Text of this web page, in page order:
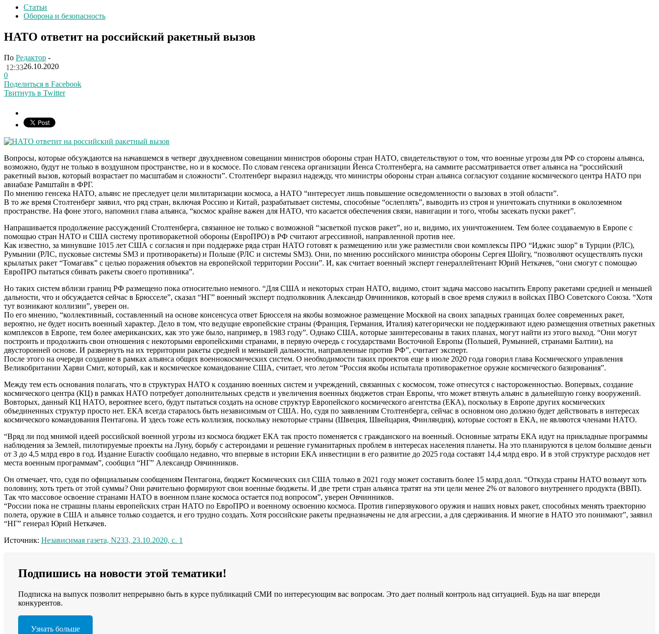
Статьи
Оборона и безопасность
НАТО ответит на российский ракетный вызов
По Редактор -
26.10.2020
12:33
0
Поделиться в Facebook
Твитнуть в Twitter
Вопросы, которые обсуждаются на начавшемся в четверг двухдневном совещании министров обороны стран НАТО, свидетельствуют о том, что военные угрозы для РФ со стороны альянса,
возможно, будут не только в воздушном пространстве, но и в космосе. По словам генсека организации Йенса Столтенберга, на саммите рассматривается ответ альянса на “российский
ракетный вызов, который возрастает по масштабам и сложности”. Столтенберг выразил надежду, что министры обороны стран альянса согласуют создание космического центра НАТО при
авиабазе Рамштайн в ФРГ.
По мнению генсека НАТО, альянс не преследует цели милитаризации космоса, а НАТО “интересует лишь повышение осведомленности о вызовах в этой области”.
В то же время Столтенберг заявил, что ряд стран, включая Россию и Китай, разрабатывает системы, способные “ослеплять”, выводить из строя и уничтожать спутники в околоземном
пространстве. На фоне этого, напомнил глава альянса, “космос крайне важен для НАТО, что касается обеспечения связи, навигации и того, чтобы засекать пуски ракет”.
Напрашивается продолжение рассуждений Столтенберга, связанное не только с возможной “засветкой пусков ракет”, но и, видимо, их уничтожением. Тем более создаваемую в Европе с
помощью стран НАТО и США систему противоракетной обороны (ЕвроПРО) в РФ считают агрессивной, направленной против нее.
Как известно, за минувшие 1015 лет США с согласия и при поддержке ряда стран НАТО готовят к размещению или уже разместили свои комплексы ПРО “Иджис эшор” в Турции (РЛС),
Румынии (РЛС, пусковые системы SM3 и противоракеты) и Польше (РЛС и системы SM3). Они, по мнению российского министра обороны Сергея Шойгу, “позволяют осуществлять пуски
крылатых ракет “Томагавк” с целью поражения объектов на европейской территории России”. И, как считает военный эксперт генераллейтенант Юрий Неткачев, “они смогут с помощью
ЕвроПРО пытаться сбивать ракеты своего противника”.
Но таких систем вблизи границ РФ размещено пока относительно немного. “Для США и некоторых стран НАТО, видимо, стоит задача массово насытить Европу ракетами средней и меньшей
дальности, что и обсуждается сейчас в Брюсселе”, сказал “НГ” военный эксперт подполковник Александр Овчинников, который в свое время служил в войсках ПВО Советского Союза. “Хотя
тут возникают коллизии”, уверен он.
По его мнению, “коллективный, составленный на основе консенсуса ответ Брюсселя на якобы возможное размещение Москвой на своих западных границах более современных ракет,
вероятно, не будет носить военный характер. Дело в том, что ведущие европейские страны (Франция, Германия, Италия) категорически не поддерживают идею размещения ответных ракетных
комплексов в Европе, тем более американских, как это уже было, например, в 1983 году”. Однако США, которые заинтересованы в таких планах, могут найти из этого выход. “Они могут
построить и продолжить свои отношения с некоторыми европейскими странами, в первую очередь с государствами Восточной Европы (Польшей, Румынией, странами Балтии), на
двусторонней основе. И развернуть на их территории ракеты средней и меньшей дальности, направленные против РФ”, считает эксперт.
После этого на очереди создание в рамках альянса общих военнокосмических систем. О необходимости таких проектов еще в июле 2020 года говорил глава Космического управления
Великобритании Харви Смит, который, как и космическое командование США, считает, что летом “Россия якобы испытала противоракетное оружие космического базирования”.
Между тем есть основания полагать, что в структурах НАТО к созданию военных систем и учреждений, связанных с космосом, тоже отнесутся с настороженностью. Вопервых, создание
космического центра (КЦ) в рамках НАТО потребует дополнительных средств и увеличения военных бюджетов стран Европы, что может втянуть альянс в дальнейшую гонку вооружений.
Вовторых, данный КЦ НАТО, вероятнее всего, будут пытаться создать на основе структур Европейского космического агентства (ЕКА), поскольку в Европе других космических
объединенных структур просто нет. ЕКА всегда старалось быть независимым от США. Но, судя по заявлениям Столтенберга, сейчас в основном оно должно будет действовать в интересах
космического командования Пентагона. И здесь тоже есть коллизия, поскольку некоторые страны (Швеция, Швейцария, Финляндия), которые состоят в ЕКА, не являются членами НАТО.
“Вряд ли под мнимой идеей российской военной угрозы из космоса бюджет ЕКА так просто поменяется с гражданского на военный. Основные затраты ЕКА идут на прикладные программы
наблюдения за Землей, пилотируемые проекты на Луну, борьбу с астероидами и решение гуманитарных проблем в интересах населения планеты. На это планируются в целом большие деньги
от 3 до 4,5 млрд евро в год. Издание Euractiv сообщало недавно, что впервые в истории ЕКА инвестиции в его развитие до 2025 года составят 14,4 млрд евро. И в этой структуре расходов нет
места военным программам”, сообщил “НГ” Александр Овчинников.
Он отмечает, что, судя по официальным сообщениям Пентагона, бюджет Космических сил США только в 2021 году может составить более 15 млрд долл. “Откуда страны НАТО возьмут хоть
половину, хоть треть от этой суммы? Они рачительно формируют свои военные бюджеты. И две трети стран альянса тратят на эти цели менее 2% от валового внутреннего продукта (ВВП).
Так что массовое освоение странами НАТО в военном плане космоса остается под вопросом”, уверен Овчинников.
“России пока не страшны планы европейских стран НАТО по ЕвроПРО и военному освоению космоса. Против гиперзвукового оружия и наших новых ракет, способных менять траекторию
полета, оружие в США и альянсе только создается, и его трудно создать. Хотя российские ракеты предназначены не для агрессии, а для сдерживания. И многие в НАТО это понимают”, заявил
“НГ” генерал Юрий Неткачев.
Источник: Независимая газета, N233, 23.10.2020, с. 1
Подпишись на новости этой тематики!
Подписка на выпуск позволит непрерывно быть в курсе публикаций СМИ по интересующим вас вопросам. Это дает полный контроль над ситуацией. Будь на шаг впереди
конкурентов.
Узнать больше